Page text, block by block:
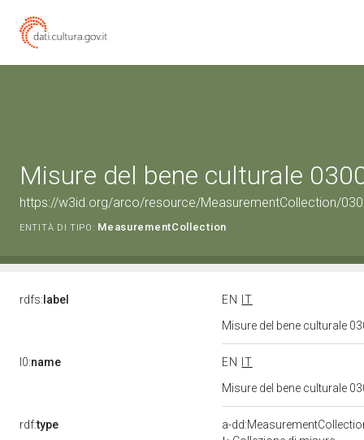
Misure del bene culturale
https://w3id.org/arco/resource/MeasurementCollection/
ENTITÀ DI TIPO: MeasurementCollection
rdfs: label EN
IT
Misure del bene culturale
l0:name EN
IT
Misure del bene culturale
rdf:type
a-